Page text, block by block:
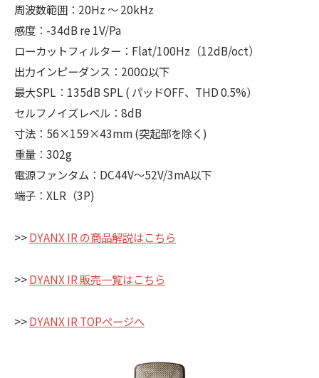
周波数範囲：20Hz ～ 20kHz
感度：-34dB re 1V/Pa
ローカットフィルター：Flat/100Hz（12dB/oct）
出力インピーダンス：200Ω以下
最大SPL：135dB SPL ( パッドOFF、THD 0.5%）
セルフノイズレベル：8dB
寸法：56×159×43mm (突起部を除く)
重量：302g
電源ファンタム：DC44V～52V/3mA以下
端子：XLR（3P)
>>DYANX IR の商品解説はこちら
>>DYANX IR 販売一覧はこちら
>>DYANX IR TOPページへ